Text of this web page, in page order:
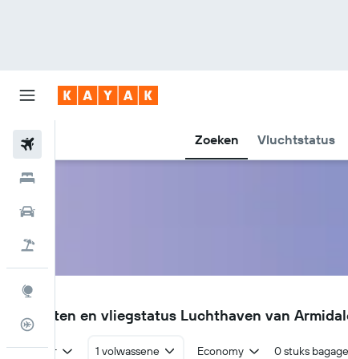
Zoeken Vluchtstatus
Vluchtstatus info
ARM
Vluchten en vliegstatus Luchthaven van
Retour 1 volwassene Economy 0 stuks bagage